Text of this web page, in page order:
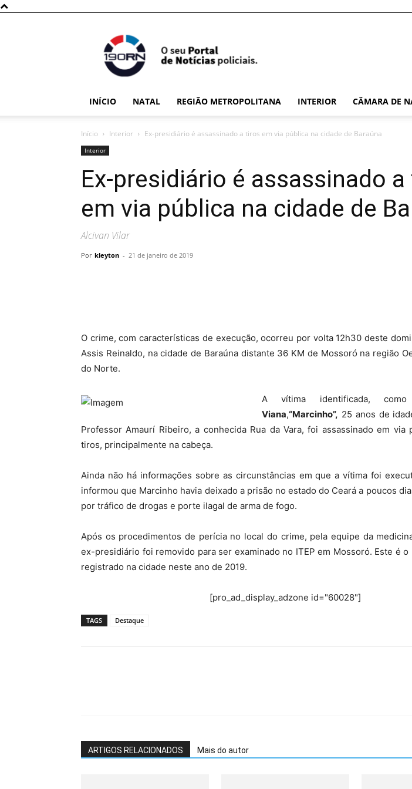
INÍCIO NATAL REGIÃO METROPOLITANA INTERIOR CÂMARA DE
Início Interior Ex-presidiário é assassinado a tiros em via pública na cidade de Baraúna
Interior
Ex-presidiário é assassinado
em via pública na cidade de
Alcivan Vilar
Por kleyton - 21 de janeiro de 2019
O crime, com características de execução, ocorreu por volta 12h30 deste
Assis Reinaldo, na cidade de Baraúna distante 36 KM de Mossoró na região
do Norte.
A vítima identificada,
Viana,“Marcinho”, 25 anos de
Professor Amaurí Ribeiro, a conhecida Rua da Vara, foi assassinado em via
tiros, principalmente na cabeça.
Ainda não há informações sobre as circunstâncias em que a vítima foi
informou que Marcinho havia deixado a prisão no estado do Ceará a poucos
por tráfico de drogas e porte ilagal de arma de fogo.
Após os procedimentos de perícia no local do crime, pela equipe da
ex-presidiário foi removido para ser examinado no ITEP em Mossoró. Este é
registrado na cidade neste ano de 2019.
[pro_ad_display_adzone id="60028"]
TAGS Destaque
ARTIGOS RELACIONADOS Mais do autor